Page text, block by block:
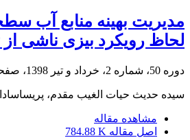
لحاظ رویکرد بیزی ناشی از
دوره 50، شماره 2، خرداد و تیر 1398، صفحه
سیده حدیث حیات الغیب مقدم،
مشاهده مقاله
اصل مقاله 784.88 K